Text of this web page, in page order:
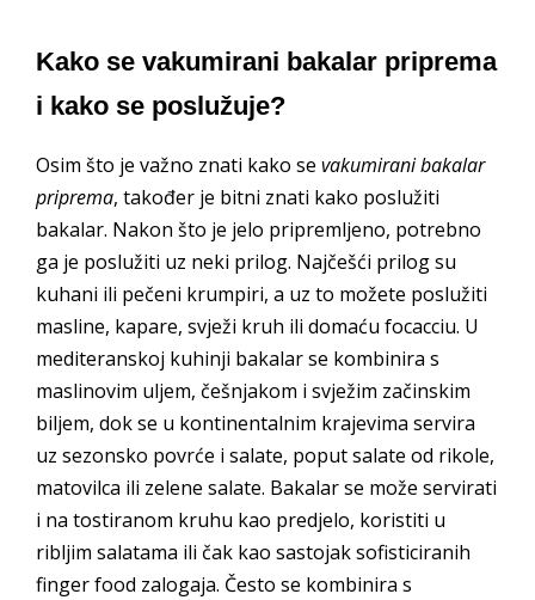
Kako se vakumirani bakalar priprema
i kako se poslužuje?
Osim što je važno znati kako se vakumirani bakalar
priprema, također je bitni znati kako poslužiti
bakalar. Nakon što je jelo pripremljeno, potrebno
ga je poslužiti uz neki prilog. Najčešći prilog su
kuhani ili pečeni krumpiri, a uz to možete poslužiti
masline, kapare, svježi kruh ili domaću focacciu. U
mediteranskoj kuhinji bakalar se kombinira s
maslinovim uljem, češnjakom i svježim začinskim
biljem, dok se u kontinentalnim krajevima servira
uz sezonsko povrće i salate, poput salate od rikole,
matovilca ili zelene salate. Bakalar se može servirati
i na tostiranom kruhu kao predjelo, koristiti u
ribljim salatama ili čak kao sastojak sofisticiranih
finger food zalogaja. Često se kombinira s